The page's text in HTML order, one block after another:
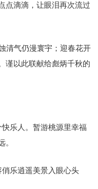
点滴滴，让眼泪再次流过
清气仍漫寰宇；迎春花开
谨以此联献给彪炳千秋的
乐人。暂游桃源里幸福
。
乐逍遥美景入眼心头